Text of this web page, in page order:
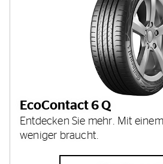
EcoContact 6 Q
Entdecken Sie mehr. Mit
weniger braucht.